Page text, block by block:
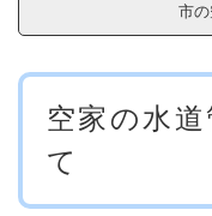
市
本
空家の水
て